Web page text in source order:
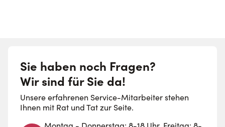
Sie haben noch Fragen?
Wir sind für Sie da!
Unsere erfahrenen Service-Mitarbeiter stehen
Ihnen mit Rat und Tat zur Seite.